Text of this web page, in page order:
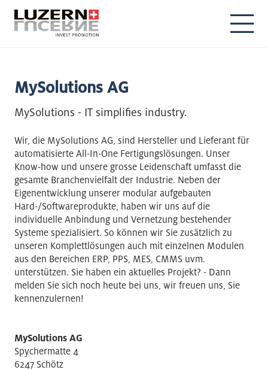
MySolutions AG
MySolutions - IT simplifies industry.
Wir, die MySolutions AG, sind Hersteller und Lieferant für
automatisierte All-In-One Fertigungslösungen. Unser
Know-how und unsere grosse Leidenschaft umfasst die
gesamte Branchenvielfalt der Industrie. Neben der
Eigenentwicklung unserer modular aufgebauten
Hard-/Softwareprodukte, haben wir uns auf die
individuelle Anbindung und Vernetzung bestehender
Systeme spezialisiert. So können wir Sie zusätzlich zu
unseren Komplettlösungen auch mit einzelnen Modulen
aus den Bereichen ERP, PPS, MES, CMMS uvm.
unterstützen. Sie haben ein aktuelles Projekt? - Dann
melden Sie sich noch heute bei uns, wir freuen uns, Sie
kennenzulernen!
MySolutions AG
Spychermatte 4
6247 Schötz